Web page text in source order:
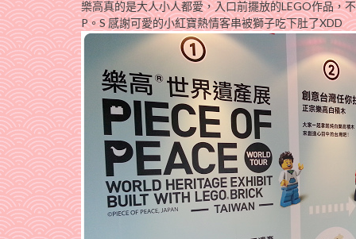
樂高真的是大人小人都愛，入口前擺放的LEGO作品，
P。S 感謝可愛的小紅寶熱情客串被獅子吃下肚了XDD